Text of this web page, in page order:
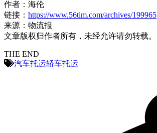
作者：海伦
链接： https://www.56tim.com/archives/199965
来源：物流报
文章版权归作者所有，未经允许请勿转载。
THE END
汽车托运轿车托运